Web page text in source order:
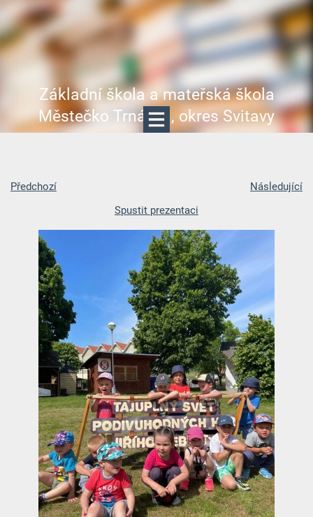
Základní škola a mateřská škola
Městečko Trnávka, okres Svitavy
Předchozí
Následující
Spustit prezentaci